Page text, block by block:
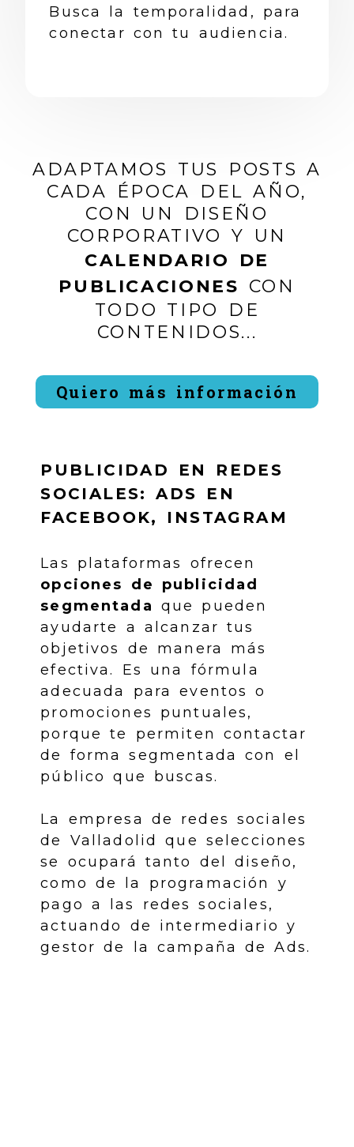
Busca la temporalidad, para
conectar con tu audiencia.
ADAPTAMOS TUS POSTS A
CADA ÉPOCA DEL AÑO,
CON UN DISEÑO
CORPORATIVO Y UN
CALENDARIO DE
PUBLICACIONES CON
TODO TIPO DE
CONTENIDOS...
Quiero más información
PUBLICIDAD EN REDES
SOCIALES: ADS EN
FACEBOOK, INSTAGRAM
Las plataformas ofrecen
opciones de publicidad
segmentada que pueden
ayudarte a alcanzar tus
objetivos de manera más
efectiva. Es una fórmula
adecuada para eventos o
promociones puntuales,
porque te permiten contactar
de forma segmentada con el
público que buscas.
La empresa de redes sociales
de Valladolid que selecciones
se ocupará tanto del diseño,
como de la programación y
pago a las redes sociales,
actuando de intermediario y
gestor de la campaña de Ads.